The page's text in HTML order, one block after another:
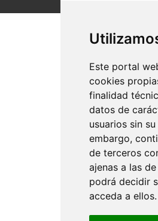
Este portal
cookies
finalidad
datos de
usuarios sin
embargo,
de terceros
ajenas a las
podrá decidir
acceda a ellos.